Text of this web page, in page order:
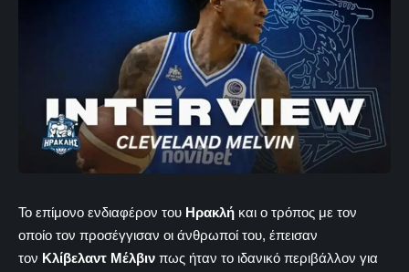
Το επίμονο ενδιαφέρον του Ηρακλή και ο τρόπος με τον
οποίο τον προσέγγισαν οι άνθρωποί του, έπεισαν
τον Κλίβελαντ Μέλβιν πως ήταν το ιδανικό περιβάλλον για